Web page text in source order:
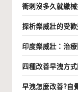
衝刺沒多久就繳
探析樂威壯的受
印度樂威壯：治
四種改善早洩方
早洩怎麼改善?自